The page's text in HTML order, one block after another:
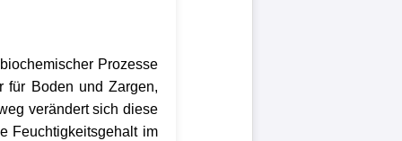
Prozesse
für Boden und Zargen,
verändert sich diese
Feuchtigkeitsgehalt im